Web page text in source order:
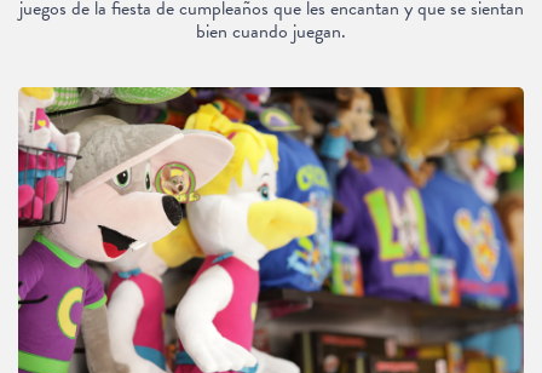
juegos de la fiesta de cumpleaños que les encantan y que se sientan
bien cuando juegan.